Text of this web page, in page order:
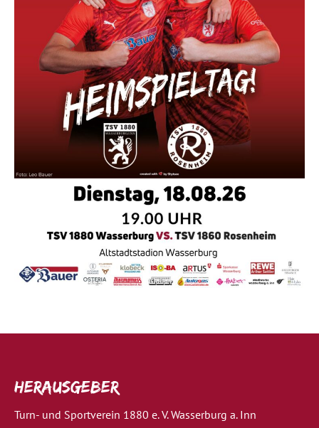
Herausgeber
Turn- und Sportverein 1880 e. V. Wasserburg a. Inn